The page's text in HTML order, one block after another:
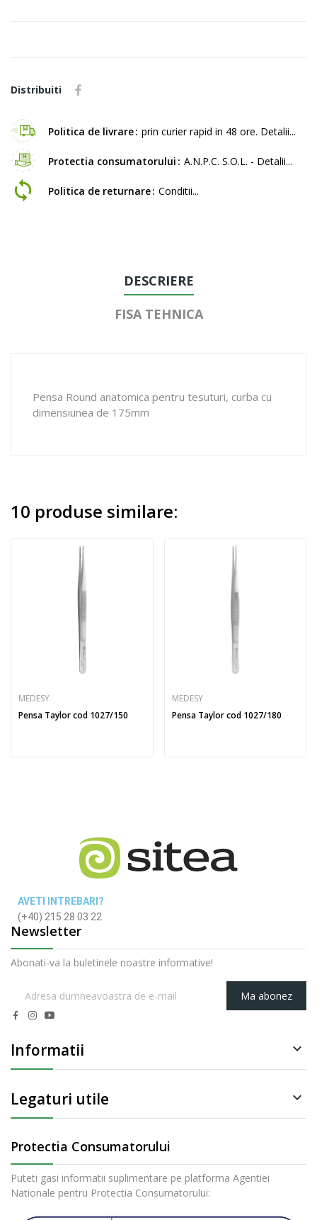
Distribuiti
Politica de livrare prin curier rapid in 48 ore. Detalii...
Protectia consumatorului A.N.P.C. S.O.L. - Detalii...
Politica de returnare Conditii...
DESCRIERE
FISA TEHNICA
Pensa Round anatomica pentru tesuturi, curba cu
dimensiunea de 175mm
10 produse similare:
MEDESY
Pensa Taylor cod 1027/150
MEDESY
Pensa Taylor cod 1027/180
AVETI INTREBARI?
(+40) 215 28 03 22
Newsletter
Abonati-va la buletinele noastre informative!
Ma abonez
Informatii 
Legaturi utile 
Protectia Consumatorului
Puteti gasi informatii suplimentare pe platforma Agentiei
Nationale pentru Protectia Consumatorului: